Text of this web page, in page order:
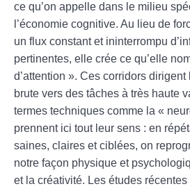
ce qu’on appelle dans le milieu
l’économie cognitive. Au lieu de
un flux constant et ininterrompu
pertinentes, elle crée ce qu’elle
d’attention ». Ces corridors dirigent
brute vers des tâches à très haute
termes techniques comme la «
prennent ici tout leur sens : en
saines, claires et ciblées, on
notre façon physique et
et la créativité. Les études